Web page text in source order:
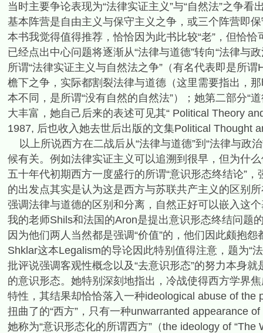
当时主要争论表现为“法律实证主义”与“自然法”之争
基本阵营是自由主义与保守主义之争，或三个阵营即
本书我觉得值得推荐，恰恰因为此书比较“老”，但恰
已经点出中心问题将逐渐从“法律与道德”转向“法律与
所谓“法律实证主义与自然法之争”（有名代表即是所
檐下之争，实际都割裂法律与道德（这里需要指出，
本不同，是所谓“没有自然的自然法”）；她第二部分“
大丰富，她自己后来的表述可见其“ Political Theory
1987, 后也收入她去世后出版的文集Political Thought
以上所说西方在二战后从“法律与道德”到“法律与政
候有关。例如法律实证主义可以追溯到很早，但为什
五十年代初期西方一度盛行的所谓“意识形态终结论”
的出发点其实是认为这是西方与苏联共产主义的区别
强调法律与道德的区别和分离，自然正好可以嵌入这
我的老师Shils和法国的Aron是提出意识形态终结问题
因为他们两人当然都是强调“价值”的，他们因此颇抱
Shklar这本Legalism的导论因此特别值得注意，题为“
批评说强调客观性概念以及“去意识形态”的努力本身
的意识形态。她特别深刻地指出，冷战使得西方学界焦
特性，其结果却恰恰落入一种ideological abuse of the
扭曲了的“西方”，只有一种unwarranted appearance
她称为“意识形态化的所谓西方”（the ideology of